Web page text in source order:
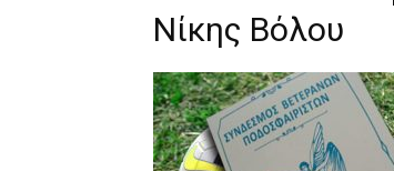
Νίκης Βόλου